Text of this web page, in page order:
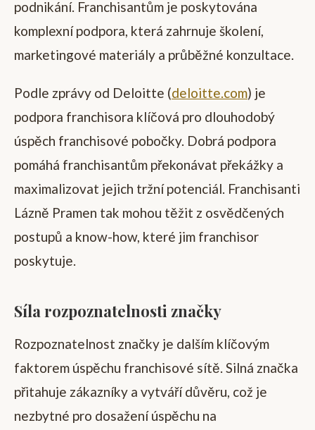
podnikání. Franchisantům je poskytována
komplexní podpora, která zahrnuje školení,
marketingové materiály a průběžné konzultace.
Podle zprávy od Deloitte (deloitte.com) je
podpora franchisora klíčová pro dlouhodobý
úspěch franchisové pobočky. Dobrá podpora
pomáhá franchisantům překonávat překážky a
maximalizovat jejich tržní potenciál. Franchisanti
Lázně Pramen tak mohou těžit z osvědčených
postupů a know-how, které jim franchisor
poskytuje.
Síla rozpoznatelnosti značky
Rozpoznatelnost značky je dalším klíčovým
faktorem úspěchu franchisové sítě. Silná značka
přitahuje zákazníky a vytváří důvěru, což je
nezbytné pro dosažení úspěchu na